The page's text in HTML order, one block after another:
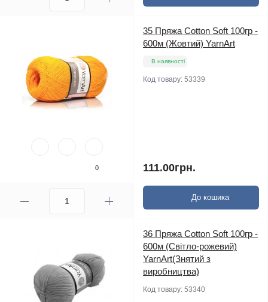
0
35 Пряжа Cotton Soft 100гр -
600м (Жовтий) YarnArt
В наявності
Код товару: 53339
111.00грн.
До кошика
36 Пряжа Cotton Soft 100гр -
600м (Світло-рожевий)
YarnArt(Знятий з
виробництва)
Код товару: 53340